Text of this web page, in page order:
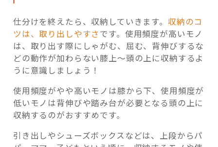
仕分けを終えたら、収納していきます。 収納のコ
ツは、取り出しやすさ です。使用頻度が高いモノ
は、取り出す際にしゃがむ、屈む、背伸びするな
どの動作が加わらない膝上〜頭の上に収納するよ
うに意識しましょう！
使用頻度がやや高いモノは膝から下、使用頻度が
低いモノは背伸びや踏み台が必要となる頭の上に
収納するのがおすすめです。
引き出しやシューズボックスなどは、上段からパ